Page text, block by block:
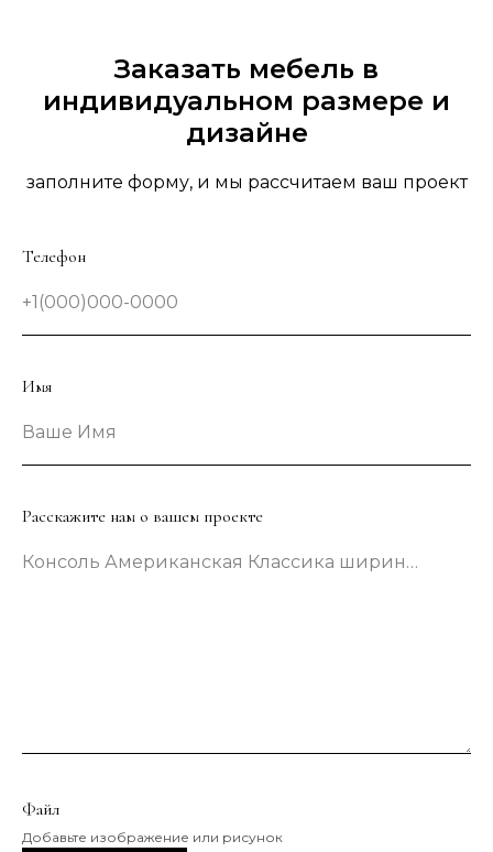
Заказать мебель в
индивидуальном размере и
дизайне
заполните форму, и мы рассчитаем ваш проект
Телефон
+1(000)000-0000
Имя
Ваше Имя
Расскажите нам о вашем проекте
Консоль Американская Классика шириной 133 сантиметра в зеленом цвете
Файл
Добавьте изображение или рисунок